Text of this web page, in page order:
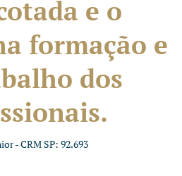
e o
formação e
dos
- CRM SP: 92.693